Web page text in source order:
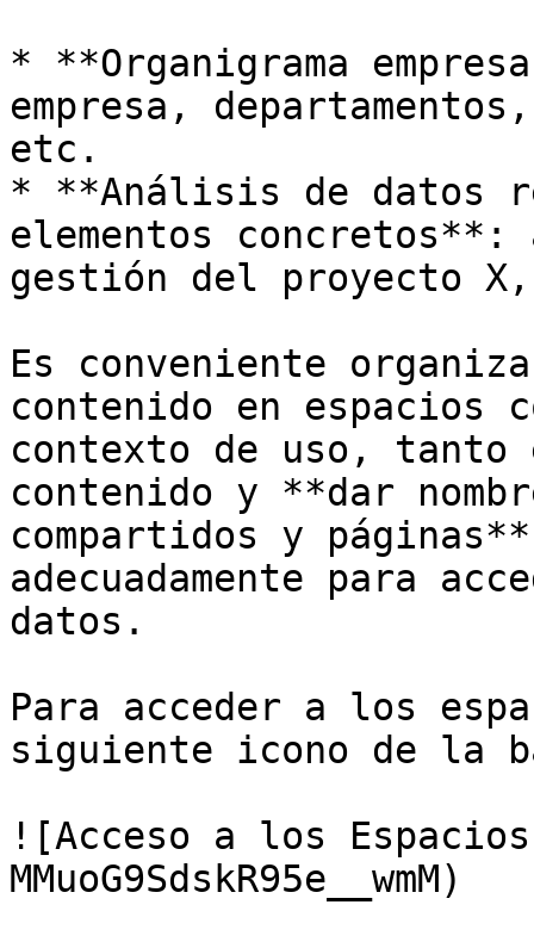
* **Organigrama
empresa,
etc.
* **Análisis de datos
elementos
gestión del proyecto
Es conveniente
contenido en espacios
contexto de uso, tanto
contenido y **dar
compartidos y
adecuadamente para
datos.
Para acceder a los
siguiente icono de la
![Acceso a los
MMuoG9SdskR95e__wmM)